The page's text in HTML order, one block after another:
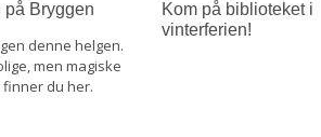
på Bryggen
denne helgen.
men magiske
du her.
Kom på biblioteket i
vinterferien!